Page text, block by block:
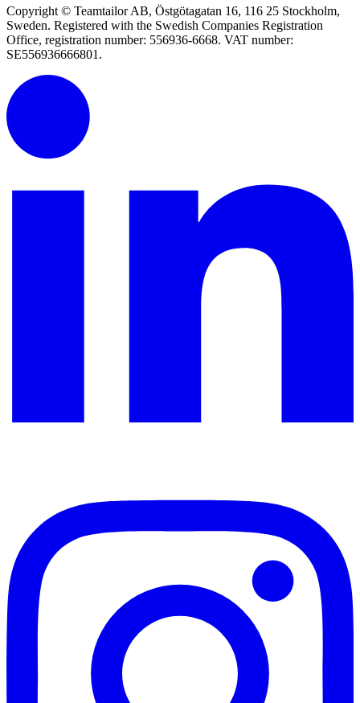
Copyright © Teamtailor AB, Östgötagatan 16, 116 25 Stockholm,
Sweden. Registered with the Swedish Companies Registration
Office, registration number: 556936-6668. VAT number:
SE556936666801.